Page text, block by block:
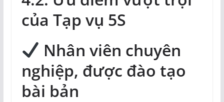
của Tạp vụ 5S
Nhân viên chuyên
nghiệp, được đào tạo
bài bản